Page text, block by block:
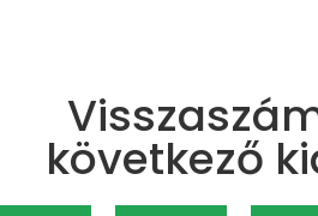
következő